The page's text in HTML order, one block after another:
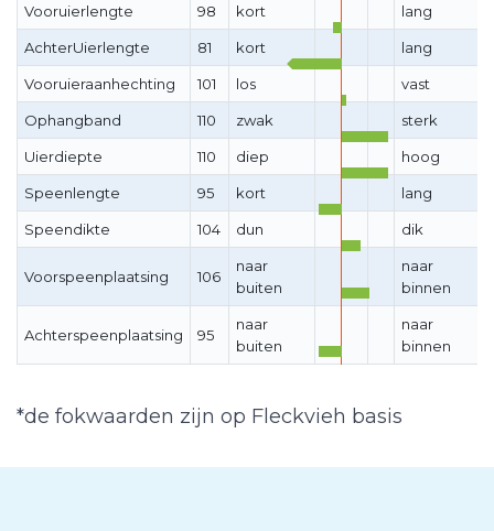
Vooruierlengte 98 kort lang
AchterUierlengte 81 kort lang
Vooruieraanhechting 101 los vast
Ophangband 110 zwak sterk
Uierdiepte 110 diep hoog
Speenlengte 95 kort lang
Speendikte 104 dun dik
Voorspeenplaatsing 106
naar
buiten
naar
binnen
Achterspeenplaatsing 95
naar
buiten
naar
binnen
*de fokwaarden zijn op Fleckvieh basis